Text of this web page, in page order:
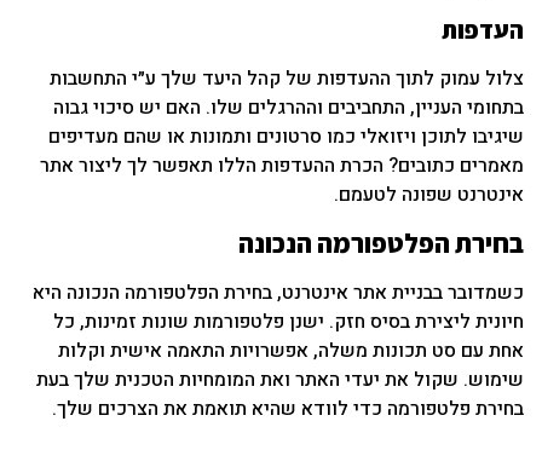
העדפות
צלול עמוק לתוך ההעדפות של קהל היעד שלך ע״י התחשבות
בתחומי העניין, התחביבים וההרגלים שלו. האם יש סיכוי גבוה
שיגיבו לתוכן ויזואלי כמו סרטונים ותמונות או שהם מעדיפים
מאמרים כתובים? הכרת ההעדפות הללו תאפשר לך ליצור אתר
אינטרנט שפונה לטעמם.
בחירת הפלטפורמה הנכונה
כשמדובר בבניית אתר אינטרנט, בחירת הפלטפורמה הנכונה היא
חיונית ליצירת בסיס חזק. ישנן פלטפורמות שונות זמינות, כל
אחת עם סט תכונות משלה, אפשרויות התאמה אישית וקלות
שימוש. שקול את יעדי האתר ואת המומחיות הטכנית שלך בעת
בחירת פלטפורמה כדי לוודא שהיא תואמת את הצרכים שלך.